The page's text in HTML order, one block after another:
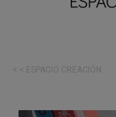
< < ESPACIO CREACIÓN